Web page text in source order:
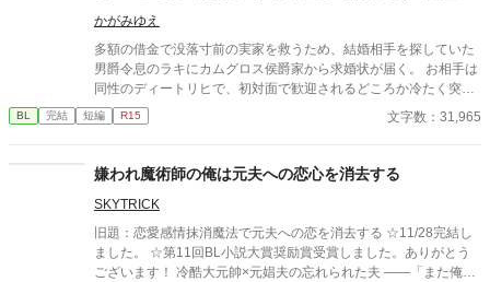
ている侯爵令息の話
かがみゆえ
多額の借金で没落寸前の実家を救うため、結婚相手を探していた
男爵令息のラキにカムグロス侯爵家から求婚状が届く。 お相手は
同性のディートリヒで、初対面で歓迎されるどころか冷たく突き
放されてしまう。 『必要最低限関わるな』 『愛人を作るな』
『男遊びならしてもいい』 ディートリヒから実家の借金を完済す
め上手なラキの周りには可愛い令息が集まり、推し活状態に。 一
方、ディートリヒだけが嫉妬で胃を痛める日々。 ラキへの恋心を
BL 完結 短編 R15 文字数：31,965
嫌われ魔術師の俺は元夫への恋心を消去する
SKYTRICK
旧題：恋愛感情抹消魔法で元夫への恋を消去する ☆11/28完結し
ました。 ☆第11回BL小説大賞奨励賞受賞しました。ありがとう
ございます！ 冷酷大元帥×元娼夫の忘れられた夫 ——「また俺を